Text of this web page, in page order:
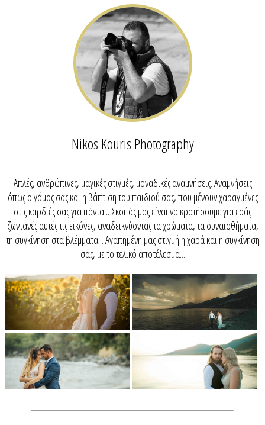
Nikos Kouris Photography
Απλές, ανθρώπινες, μαγικές στιγμές, μοναδικές αναμνήσεις. Αναμνήσεις
όπως ο γάμος σας και η βάπτιση του παιδιού σας, που μένουν χαραγμένες
στις καρδιές σας για πάντα... Σκοπός μας είναι να κρατήσουμε για εσάς
ζωντανές αυτές τις εικόνες, αναδεικνύοντας τα χρώματα, τα συναισθήματα,
τη συγκίνηση στα βλέμματα... Αγαπημένη μας στιγμή η χαρά και η συγκίνηση
σας, με το τελικό αποτέλεσμα...